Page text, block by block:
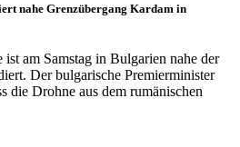
nahe Grenzübergang Kardam in
am Samstag in Bulgarien nahe der
Der bulgarische Premierminister
die Drohne aus dem rumänischen